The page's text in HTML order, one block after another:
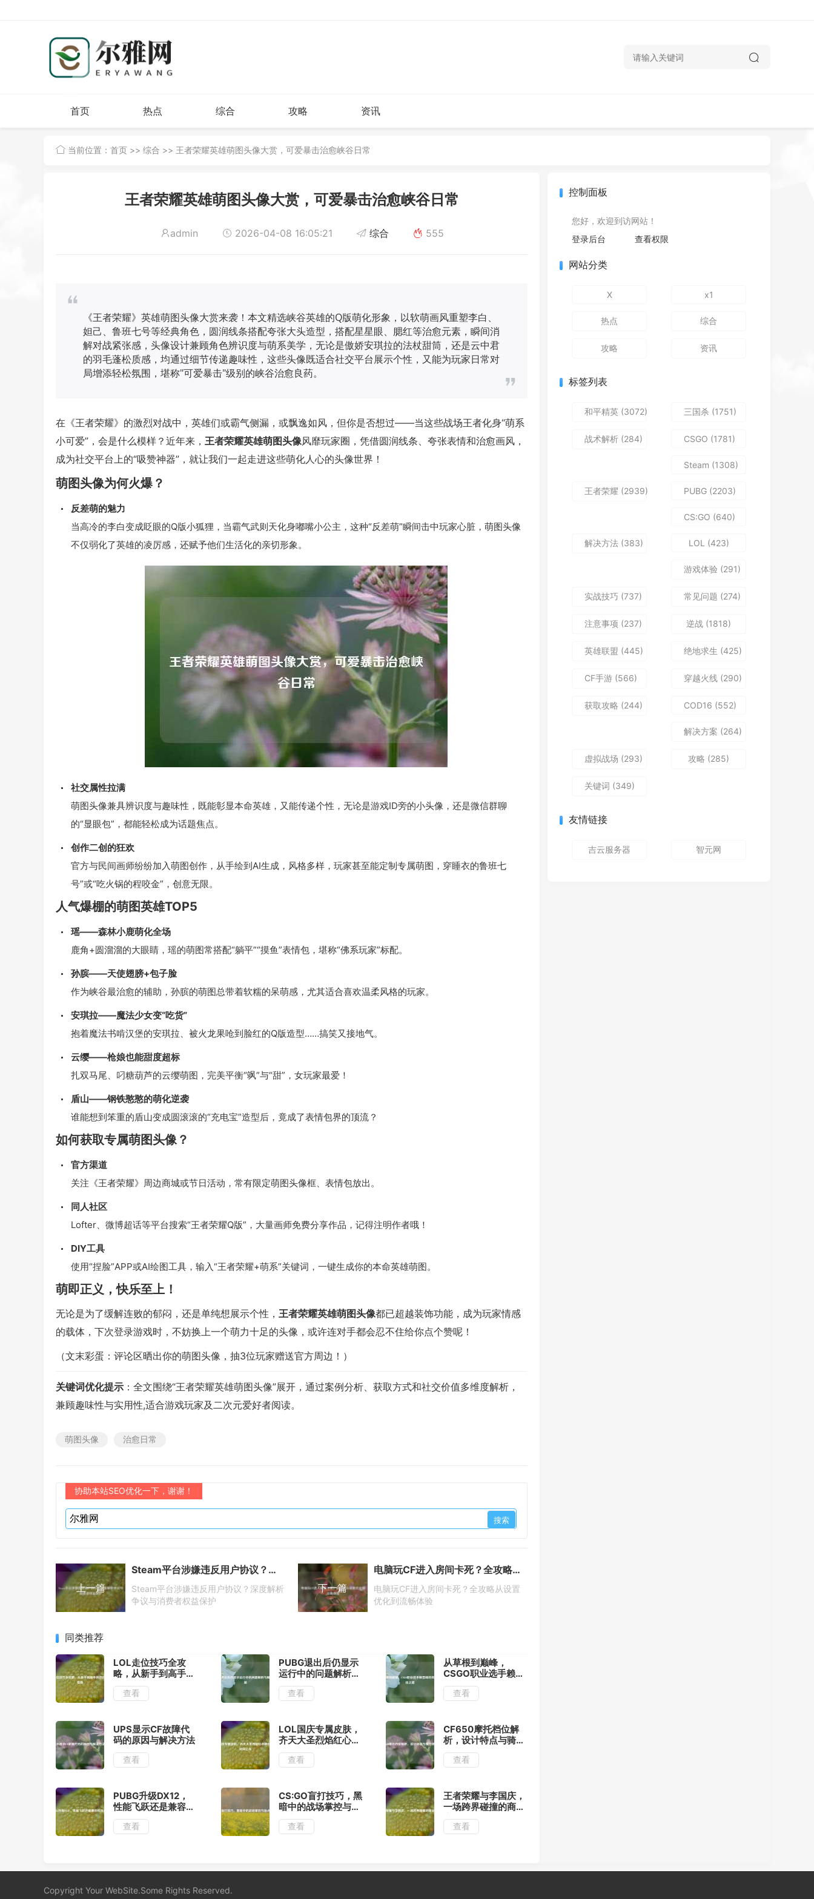
首页 热点 综合 攻略 资讯
当前位置： 首页 >> 综合 >> 王者荣耀英雄萌图头像大赏，可爱暴击治愈峡谷日常
王者荣耀英雄萌图头像大赏，可爱暴击治愈峡谷日常
admin 2026-04-08 16:05:21 综合 555
《王者荣耀》英雄萌图头像大赏来袭！本文精选峡谷英雄的Q版萌化形象，以软萌画风重塑李白、
妲己、鲁班七号等经典角色，圆润线条搭配夸张大头造型，搭配星星眼、腮红等治愈元素，瞬间消
解对战紧张感，头像设计兼顾角色辨识度与萌系美学，无论是傲娇安琪拉的法杖甜筒，还是云中君
的羽毛蓬松质感，均通过细节传递趣味性，这些头像既适合社交平台展示个性，又能为玩家日常对
局增添轻松氛围，堪称"可爱暴击"级别的峡谷治愈良药。
在《王者荣耀》的激烈对战中，英雄们或霸气侧漏，或飘逸如风，但你是否想过——当这些战场王者化身“萌系
小可爱”，会是什么模样？近年来， 王者荣耀英雄萌图头像风靡玩家圈，凭借圆润线条、夸张表情和治愈画风，
成为社交平台上的“吸赞神器”，就让我们一起走进这些萌化人心的头像世界！
萌图头像为何火爆？
反差萌的魅力
当高冷的李白变成眨眼的Q版小狐狸，当霸气武则天化身嘟嘴小公主，这种“反差萌”瞬间击中玩家心脏，萌图头像
不仅弱化了英雄的凌厉感，还赋予他们生活化的亲切形象。
社交属性拉满
萌图头像兼具辨识度与趣味性，既能彰显本命英雄，又能传递个性，无论是游戏ID旁的小头像，还是微信群聊
的“显眼包”，都能轻松成为话题焦点。
创作二创的狂欢
官方与民间画师纷纷加入萌图创作，从手绘到AI生成，风格多样，玩家甚至能定制专属萌图，穿睡衣的鲁班七
号”或“吃火锅的程咬金”，创意无限。
人气爆棚的萌图英雄TOP5
瑶——森林小鹿萌化全场
鹿角+圆溜溜的大眼睛，瑶的萌图常搭配“躺平”“摸鱼”表情包，堪称“佛系玩家”标配。
孙膑——天使翅膀+包子脸
作为峡谷最治愈的辅助，孙膑的萌图总带着软糯的呆萌感，尤其适合喜欢温柔风格的玩家。
安琪拉——魔法少女变“吃货”
抱着魔法书啃汉堡的安琪拉、被火龙果呛到脸红的Q版造型……搞笑又接地气。
云缨——枪娘也能甜度超标
扎双马尾、叼糖葫芦的云缨萌图，完美平衡“飒”与“甜”，女玩家最爱！
盾山——钢铁憨憨的萌化逆袭
谁能想到笨重的盾山变成圆滚滚的“充电宝”造型后，竟成了表情包界的顶流？
如何获取专属萌图头像？
官方渠道
关注《王者荣耀》周边商城或节日活动，常有限定萌图头像框、表情包放出。
同人社区
Lofter、微博超话等平台搜索“王者荣耀Q版”，大量画师免费分享作品，记得注明作者哦！
DIY工具
使用“捏脸”APP或AI绘图工具，输入“王者荣耀+萌系”关键词，一键生成你的本命英雄萌图。
萌即正义，快乐至上！
无论是为了缓解连败的郁闷，还是单纯想展示个性， 王者荣耀英雄萌图头像都已超越装饰功能，成为玩家情感
的载体，下次登录游戏时，不妨换上一个萌力十足的头像，或许连对手都会忍不住给你点个赞呢！
（文末彩蛋：评论区晒出你的萌图头像，抽3位玩家赠送官方周边！）
关键词优化提示 ：全文围绕“王者荣耀英雄萌图头像”展开，通过案例分析、获取方式和社交价值多维度解析，
兼顾趣味性与实用性,适合游戏玩家及二次元爱好者阅读。
萌图头像 治愈日常
协助本站SEO优化一下，谢谢！
上一篇
Steam平台涉嫌违反用户协议？深度解析争议与消费者权益保护
Steam平台涉嫌违反用户协议？深度解析
争议与消费者权益保护
下一篇
电脑玩CF进入房间卡死？全攻略从设置优化到流畅体验
电脑玩CF进入房间卡死？全攻略从设置
优化到流畅体验
同类推荐
LOL走位技巧全攻
略，从新手到高手的
进阶训练指南
查看
PUBG退出后仍显示
运行中的问题解析与
解决方案
查看
从草根到巅峰，
CSGO职业选手赖雪
峰的传奇竞技之路
查看
UPS显示CF故障代
码的原因与解决方法
查看
LOL国庆专属皮肤，
齐天大圣烈焰红心限
时返场时间公布
查看
CF650摩托档位解
析，设计特点与骑行
体验
查看
PUBG升级DX12，
性能飞跃还是兼容性
挑战？
查看
CS:GO盲打技巧，黑
暗中的战场掌控与盲
点突破
查看
王者荣耀与李国庆，
一场跨界碰撞的商业
启示
查看
控制面板
您好，欢迎到访网站！
登录后台
查看权限
网站分类
X x1
热点 综合
攻略 资讯
标签列表
和平精英 (3072) 三国杀 (1751)
战术解析 (284) CSGO (1781)
Steam (1308)
王者荣耀 (2939) PUBG (2203)
CS:GO (640)
解决方法 (383) LOL (423)
游戏体验 (291)
实战技巧 (737) 常见问题 (274)
注意事项 (237) 逆战 (1818)
英雄联盟 (445) 绝地求生 (425)
CF手游 (566) 穿越火线 (290)
获取攻略 (244) COD16 (552)
解决方案 (264)
虚拟战场 (293) 攻略 (285)
关键词 (349)
友情链接
吉云服务器 智元网
Copyright Your WebSite.Some Rights Reserved.